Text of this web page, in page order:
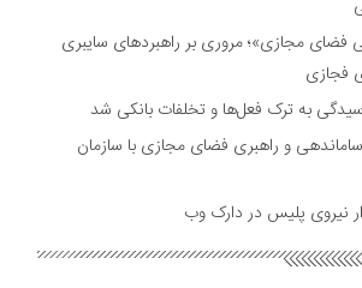
فضای مجازی»؛ مروری بر راهبرد‌های سایبری
فجازی
به ترک فعل‌ها و تخلفات بانکی شد
و راهبری فضای مجازی با سازمان